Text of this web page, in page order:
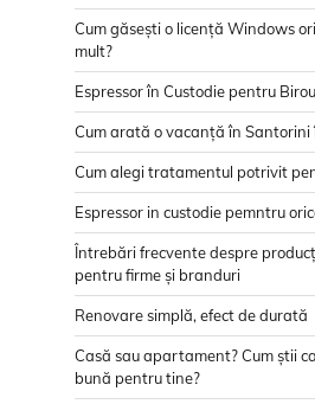
Cum găsești o licență Windows
mult?
Espressor în Custodie pentru
Cum arată o vacanță în Santorini
Cum alegi tratamentul potrivit
Espressor in custodie pemntru
Întrebări frecvente despre
pentru firme și branduri
Renovare simplă, efect de durată
Casă sau apartament? Cum știi
bună pentru tine?